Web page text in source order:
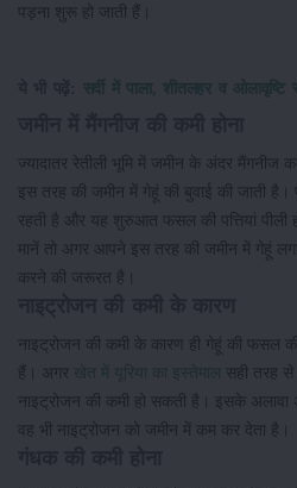
पड़ना शुरू हो जाती हैं।
सर्दी में पाला, शीतलहर व
ज्यादातर रेतीली भूमि में जमीन के अंदर मैंगनीज
इस तरह की जमीन में गेहूं की बुवाई की जाती
रहती है और यह शुरुआत फसल की पत्तियां पीली
मानें तो अगर आपने इस तरह की जमीन में गेहूं
करने की जरूरत है।
नाइट्रोजन की कमी के कारण ही गेहूं की फसल की
हैं। अगर खेत में यूरिया का इस्तेमाल सही तरह से
नाइट्रोजन की कमी हो सकती है। इसके अलावा
वह भी नाइट्रोजन को जमीन में कम कर देता है।